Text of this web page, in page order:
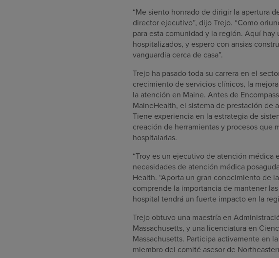
“Me siento honrado de dirigir la apertura
director ejecutivo”, dijo Trejo. “Como
para esta comunidad y la región. Aquí
hospitalizados, y espero con ansias
vanguardia cerca de casa”.
Trejo ha pasado toda su carrera en el
crecimiento de servicios clínicos, la
la atención en Maine. Antes de
MaineHealth, el sistema de prestación de
Tiene experiencia en la estrategia de
creación de herramientas y procesos que
hospitalarias.
“Troy es un ejecutivo de atención
necesidades de atención médica
Health. “Aporta un gran conocimiento de
comprende la importancia de mantener
hospital tendrá un fuerte impacto en la
Trejo obtuvo una maestría en
Massachusetts, y una licenciatura en
Massachusetts. Participa activamente en
miembro del comité asesor de